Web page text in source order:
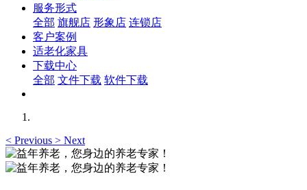
服务形式
全部 旗舰店 形象店 连锁店
客户案例
适老化家具
下载中心
全部 文件下载 软件下载
< Previous > Next